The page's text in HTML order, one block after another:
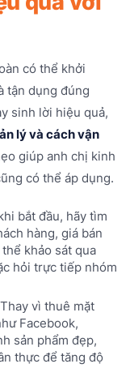
có thể khởi
tận dụng đúng
sinh lời hiệu quả,
lý và cách vận
giúp anh chị kinh
có thể áp dụng.
bắt đầu, hãy tìm
hàng, giá bán
khảo sát qua
hỏi trực tiếp nhóm
vì thuê mặt
Facebook,
sản phẩm đẹp,
thực để tăng độ